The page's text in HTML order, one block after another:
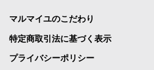
マルマイユのこだわり
特定商取引法に基づく表示
プライバシーポリシー